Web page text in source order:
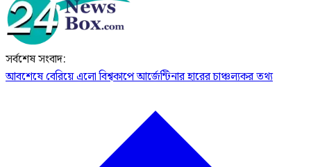
সর্বশেষ সংবাদ:
আবশেষে বেরিয়ে এলো বিশ্বকাপে আর্জেন্টিনার হারের চাঞ্চল্যকর তথ্য